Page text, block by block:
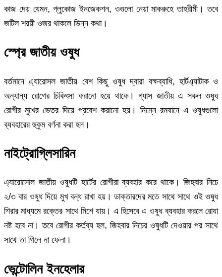
কাজ দেয় যেমন, গ্লুকোজ ইনজেকশন, ওগুলো নেয়া মাকরুহে তাহরীমী। তবে
জটিল শরয়ী ওজর থাকলে ভিন্ন কথা।
স্প্রে জাতীয় ওষুধ
বর্তমানে এ্যারোসল জাতীয় বেশ কিছু ওষুধ দ্বারা বক্ষব্যাধি, হার্টএ্যাটাক ও
অন্যান্য রোগের চিকিৎসা করানো হয়ে থাকে। গ্যাস জাতীয় এ সকল ওষুধ
রোগীর মুখের ভেতর দিয়ে প্রবেশ করানো হয়। নিম্নে রমযানে এ ওষুধগুলো
ব্যবহারের হুকুম বর্ণনা করা হল।
নাইট্রোগ্লিসারিন
এ্যারোসোল জাতীয় ওষুধটি হার্টের রোগীরা ব্যবহার করে থাকে। জিহবার নিচে
২/৩ বার ওষুধ দিয়ে মুখ বন্ধ রাখা হয়। ডাক্তারদের মতে সাথে সাথে ওই ওষুধ
শিরার মাধ্যমে রক্তের সাথে মিশে যায়। এ হিসেবে এ ওষুধ ব্যবহার করলে রোযা
নষ্ট হবে না। তবে রোগীর কর্তব্য হল, জিহবার নিচের ওষুধটি দেওয়ার পর সাথে
সাথে তা গিলে না ফেলা।
ভেন্টোলিন ইনহেলার